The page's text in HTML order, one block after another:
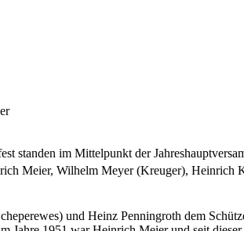
standen im Mittelpunkt der
Meier, Wilhelm Meyer (Kreuger),
und Heinz Penningroth dem